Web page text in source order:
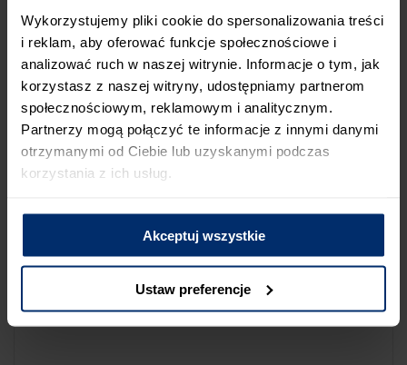
Wykorzystujemy pliki cookie do spersonalizowania treści
i reklam, aby oferować funkcje społecznościowe i
analizować ruch w naszej witrynie. Informacje o tym, jak
korzystasz z naszej witryny, udostępniamy partnerom
społecznościowym, reklamowym i analitycznym.
Partnerzy mogą połączyć te informacje z innymi danymi
otrzymanymi od Ciebie lub uzyskanymi podczas
korzystania z ich usług.
Akceptuj wszystkie
Ustaw preferencje
Jeśli uważasz, że ten sklep nie powinien znaleźć się na liście
sklepów współpracujących z firmą Śnieżka lub zauważyłeś, że
dane które posiadamy są niepoprawne albo nieaktualne,
możesz zgłosić nam ten fakt przez poniższy formularz:
Powód zgłoszenia
Opis zgłoszenia